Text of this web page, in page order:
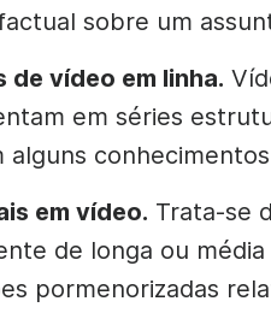
sobre um
de vídeo em linha.
em séries
alguns
em vídeo. Trata-se
de longa ou
pormenorizadas